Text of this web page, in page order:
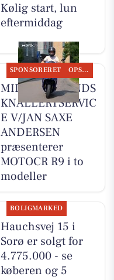
Kølig start, lun
eftermiddag
SPONSORERET OPSLAGSTAVLEN
MIDTSJÆLLANDS
KNALLERTSERVIC
E V/JAN SAXE
ANDERSEN
præsenterer
MOTOCR R9 i to
modeller
BOLIGMARKED
Hauchsvej 15 i
Sorø er solgt for
4.775.000 - se
køberen og 5